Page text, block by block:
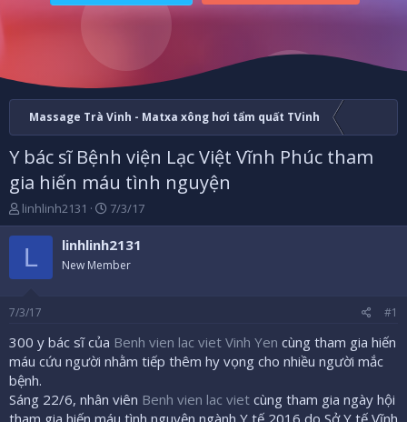
Massage Trà Vinh - Matxa xông hơi tẩm quất TVinh
Y bác sĩ Bệnh viện Lạc Việt Vĩnh Phúc tham
gia hiến máu tình nguyện
B
ắ
t
linhlinh2131
N
g
à
y
b
u
7/3/17
L linhlinh2131
New Member
7/3/17 #1
300 y bác sĩ của Benh vien lac viet Vinh Yen cùng tham gia hiến
máu cứu người nhằm tiếp thêm hy vọng cho nhiều người mắc
bệnh.
Sáng 22/6, nhân viên Benh vien lac viet cùng tham gia ngày hội
tham gia hiến máu tình nguyện ngành Y tế 2016 do Sở Y tế Vĩnh